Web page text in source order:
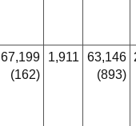
67,199
(162)
1,911
63,146
(893)